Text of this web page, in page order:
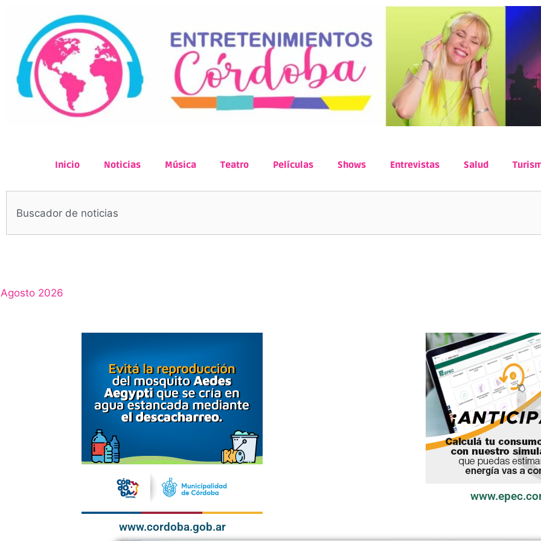
Inicio Noticias Música Teatro Películas Shows Entrevistas Salud
Agosto 2026
www.cordoba.gob.ar